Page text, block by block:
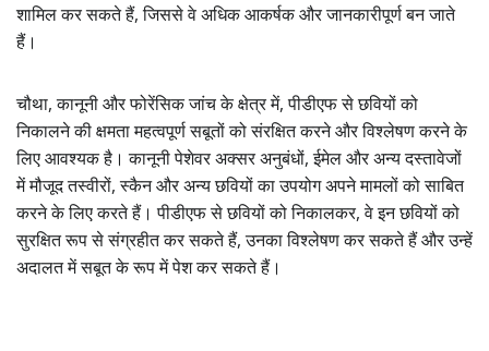
शामिल कर सकते हैं, जिससे वे अधिक आकर्षक और जानकारीपूर्ण बन जाते
हैं।
चौथा, कानूनी और फोरेंसिक जांच के क्षेत्र में, पीडीएफ से छवियों को
निकालने की क्षमता महत्वपूर्ण सबूतों को संरक्षित करने और विश्लेषण करने के
लिए आवश्यक है। कानूनी पेशेवर अक्सर अनुबंधों, ईमेल और अन्य दस्तावेजों
में मौजूद तस्वीरों, स्कैन और अन्य छवियों का उपयोग अपने मामलों को साबित
करने के लिए करते हैं। पीडीएफ से छवियों को निकालकर, वे इन छवियों को
सुरक्षित रूप से संग्रहीत कर सकते हैं, उनका विश्लेषण कर सकते हैं और उन्हें
अदालत में सबूत के रूप में पेश कर सकते हैं।